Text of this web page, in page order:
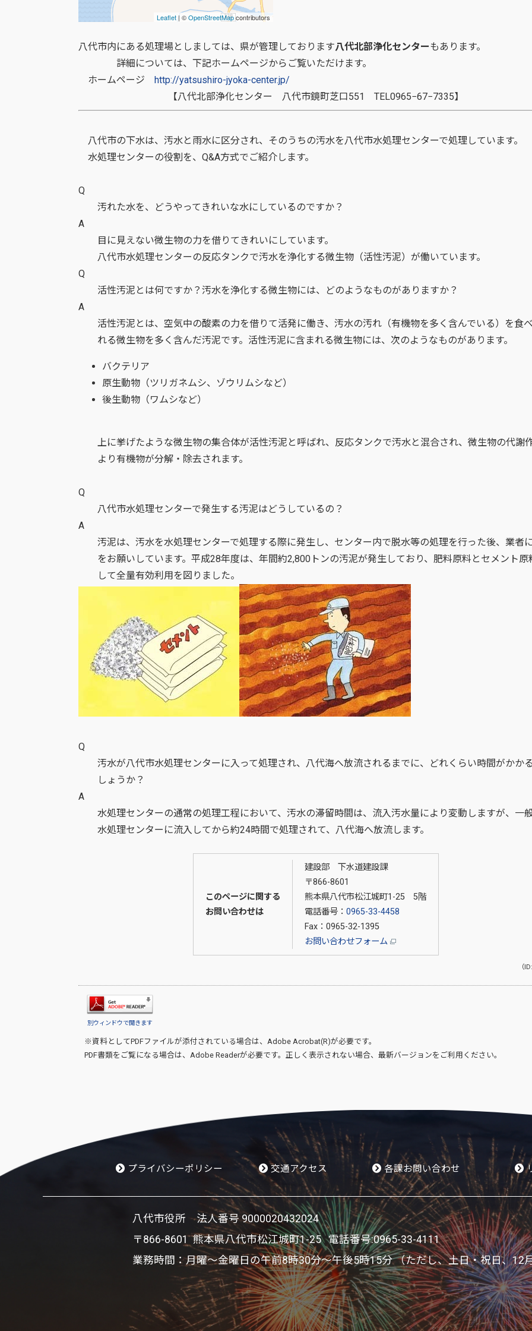
八代市内にある処理場としましては、県が管理しております八代北部浄化センターもあります。
詳細については、下記ホームページからご覧いただけます。
ホームページ http://yatsushiro-jyoka-center.jp/
【八代北部浄化センター 八代市鏡町芝口551 TEL0965−67−7335】
八代市の下水は、汚水と雨水に区分され、そのうちの汚水を八代市水処理センターで処理しています。
水処理センターの役割を、Q&A方式でご紹介します。
Q
汚れた水を、どうやってきれいな水にしているのですか？
A
目に見えない微生物の力を借りてきれいにしています。
八代市水処理センターの反応タンクで汚水を浄化する微生物（活性汚泥）が働いています。
Q
活性汚泥とは何ですか？汚水を浄化する微生物には、どのようなものがありますか？
A
活性汚泥とは、空気中の酸素の力を借りて活発に働き、汚水の汚れ（有機物を多く含んでいる）を食
れる微生物を多く含んだ汚泥です。活性汚泥に含まれる微生物には、次のようなものがあります。
バクテリア
原生動物（ツリガネムシ、ゾウリムシなど）
後生動物（ワムシなど）
上に挙げたような微生物の集合体が活性汚泥と呼ばれ、反応タンクで汚水と混合され、微生物の代謝
より有機物が分解・除去されます。
Q
八代市水処理センターで発生する汚泥はどうしているの？
A
汚泥は、汚水を水処理センターで処理する際に発生し、センター内で脱水等の処理を行った後、業者
をお願いしています。平成28年度は、年間約2,800トンの汚泥が発生しており、肥料原料とセメント原
して全量有効利用を図りました。
Q
汚水が八代市水処理センターに入って処理され、八代海へ放流されるまでに、どれくらい時間がかか
しょうか？
A
水処理センターの通常の処理工程において、汚水の滞留時間は、流入汚水量により変動しますが、一
水処理センターに流入してから約24時間で処理されて、八代海へ放流します。
このページに関する
お問い合わせは
建設部 下水道建設課
〒866-8601
熊本県八代市松江城町1-25 5階
電話番号： 0965-33-4458
Fax：0965-32-1395
お問い合わせフォーム
（
別ウィンドウで開きます
※資料としてPDFファイルが添付されている場合は、 Adobe Acrobat(R)が必要です。
PDF書類をご覧になる場合は、 Adobe Readerが必要です。正しく表示されない場合、最新バージョンをご利用ください。
プライバシーポリシー 交通アクセス 各課お問い合わせ
八代市役所 法人番号 9000020432024
〒866-8601 熊本県八代市松江城町1-25 電話番号:0965-33-4111
業務時間：月曜～金曜日の午前8時30分～午後5時15分 （ただし、土日・祝日、12